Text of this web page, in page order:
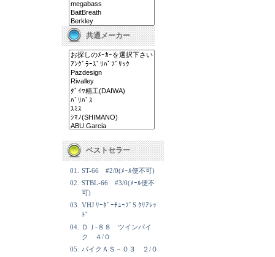
共通メーカー
ベストセラー
01.
ST-66 #2/0(ﾒｰﾙ便不可)
02.
STBL-66 #3/0(ﾒｰﾙ便不
可)
03.
VHJ ﾘｰﾀﾞｰﾁｭｰﾌﾞS ｸﾘｱﾚｯ
ﾄﾞ
04.
ＤＪ-８８ ツインパイ
ク ４/０
05.
パイクＡＳ－０３ ２/０